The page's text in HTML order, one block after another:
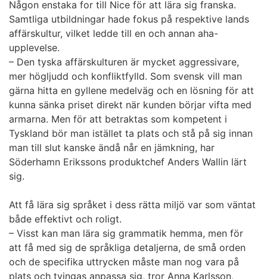
Någon enstaka for till Nice för att lära sig franska.
Samtliga utbildningar hade fokus på respektive lands
affärskultur, vilket ledde till en och annan aha-
upplevelse.
– Den tyska affärskulturen är mycket aggressivare,
mer högljudd och konfliktfylld. Som svensk vill man
gärna hitta en gyllene medelväg och en lösning för att
kunna sänka priset direkt när kunden börjar vifta med
armarna. Men för att betraktas som kompetent i
Tyskland bör man istället ta plats och stå på sig innan
man till slut kanske ändå når en jämkning, har
Söderhamn Erikssons produktchef Anders Wallin lärt
sig.
Att få lära sig språket i dess rätta miljö var som väntat
både effektivt och roligt.
– Visst kan man lära sig grammatik hemma, men för
att få med sig de språkliga detaljerna, de små orden
och de specifika uttrycken måste man nog vara på
plats och tvingas anpassa sig, tror Anna Karlsson,